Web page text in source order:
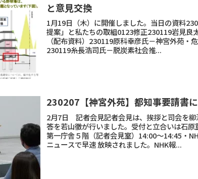
と意見交換
1月19日（木）に開催しました。当日の資料
提案」と私たちの取組0123修正230119岩見良
（配布資料）230119原科幸彦氏－神宮外苑・
230119糸長浩司氏－脱炭素社会推...
230207【神宮外苑】都知事要請書
2月7日 記者会見記者会見は、挨拶と司会を柳
答を若山徹が行いました。受付と立合いは石
第一庁舎５階（記者会見室）14:00～14:45・
ニュースで早速 放映されました。NHK報...